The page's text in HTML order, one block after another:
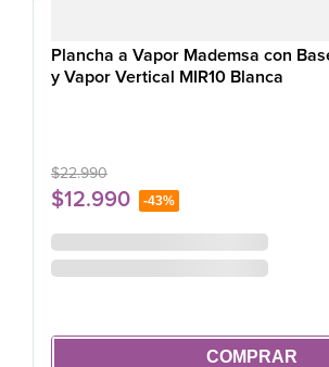
Plancha a Vapor Mademsa con
y Vapor Vertical MIR10 Blanca
$22.990
$12.990 -43%
COMPRAR